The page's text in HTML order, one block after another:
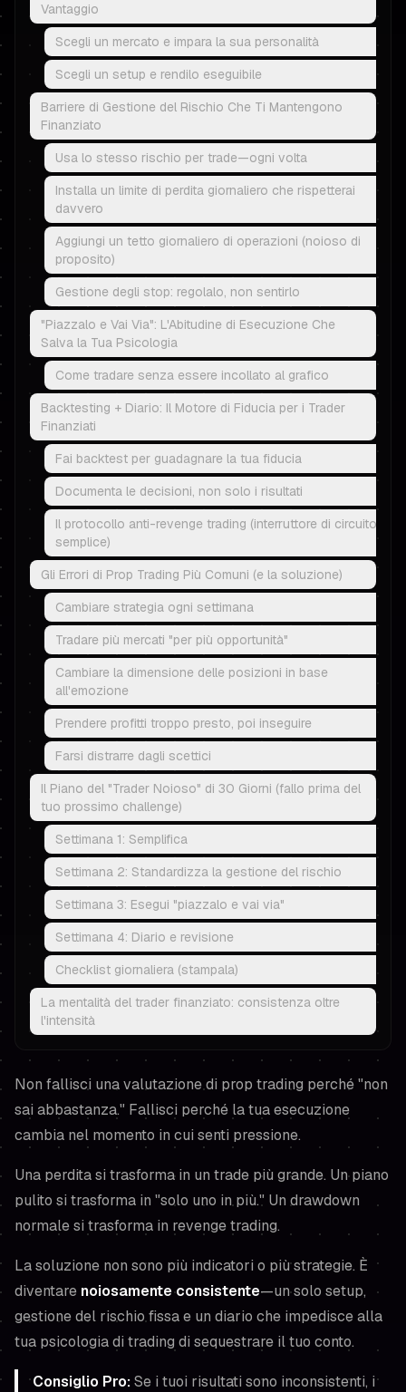
Vantaggio
Scegli un mercato e impara la sua personalità
Scegli un setup e rendilo eseguibile
Barriere di Gestione del Rischio Che Ti Mantengono
Finanziato
Usa lo stesso rischio per trade—ogni volta
Installa un limite di perdita giornaliero che rispetterai
davvero
Aggiungi un tetto giornaliero di operazioni (noioso di
proposito)
Gestione degli stop: regolalo, non sentirlo
"Piazzalo e Vai Via": L'Abitudine di Esecuzione Che
Salva la Tua Psicologia
Come tradare senza essere incollato al grafico
Backtesting + Diario: Il Motore di Fiducia per i Trader
Finanziati
Fai backtest per guadagnare la tua fiducia
Documenta le decisioni, non solo i risultati
Il protocollo anti-revenge trading (interruttore di circuito
semplice)
Gli Errori di Prop Trading Più Comuni (e la soluzione)
Cambiare strategia ogni settimana
Tradare più mercati "per più opportunità"
Cambiare la dimensione delle posizioni in base
all'emozione
Prendere profitti troppo presto, poi inseguire
Farsi distrarre dagli scettici
Il Piano del "Trader Noioso" di 30 Giorni (fallo prima del
tuo prossimo challenge)
Settimana 1: Semplifica
Settimana 2: Standardizza la gestione del rischio
Settimana 3: Esegui "piazzalo e vai via"
Settimana 4: Diario e revisione
Checklist giornaliera (stampala)
La mentalità del trader finanziato: consistenza oltre
l'intensità
Non fallisci una valutazione di prop trading perché "non
sai abbastanza." Fallisci perché la tua esecuzione
cambia nel momento in cui senti pressione.
Una perdita si trasforma in un trade più grande. Un piano
pulito si trasforma in "solo uno in più." Un drawdown
normale si trasforma in revenge trading.
La soluzione non sono più indicatori o più strategie. È
diventare noiosamente consistente—un solo setup,
gestione del rischio fissa e un diario che impedisce alla
tua psicologia di trading di sequestrare il tuo conto.
Consiglio Pro:Se i tuoi risultati sono inconsistenti, i